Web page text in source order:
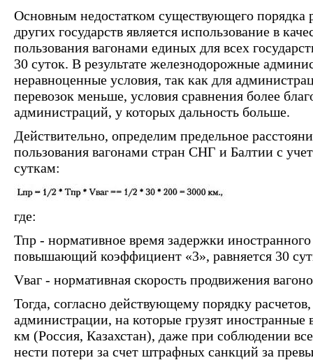
Основным недостатком существующего порядка
других государств является использование в
пользования вагонами единых для всех
30 суток. В результате железнодорожные
неравноценные условия, так как для
перевозок меньше, условия сравнения более
администраций, у которых дальность больше.
Действительно, определим предельное
пользования вагонами стран СНГ и Балтии с
суткам:
где:
Тпр - нормативное время задержки иностранного
повышающий коэффициент «3», равняется 30
Vваг - нормативная скорость продвижения
Тогда, согласно действующему порядку
администрации, на которые грузят иностранные
км (Россия, Казахстан), даже при соблюдении
нести потери за счет штрафных санкций за